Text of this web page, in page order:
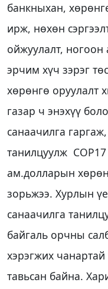
банкныхан,
ирж, нөхөн
ойжуулалт, ногоон
эрчим хүч зэрэг
хөрөнгө оруулалт
газар ч энэхүү
санаачилга
танилцуулж
ам.долларын
зорьжээ. Хурлын
санаачилга
байгаль орчны
хэрэгжих чанартай
тавьсан байна.